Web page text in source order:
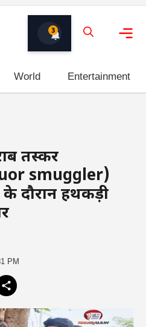
3
World Entertainment
तस्कर
smuggler)
दौरान हथकड़ी
PM